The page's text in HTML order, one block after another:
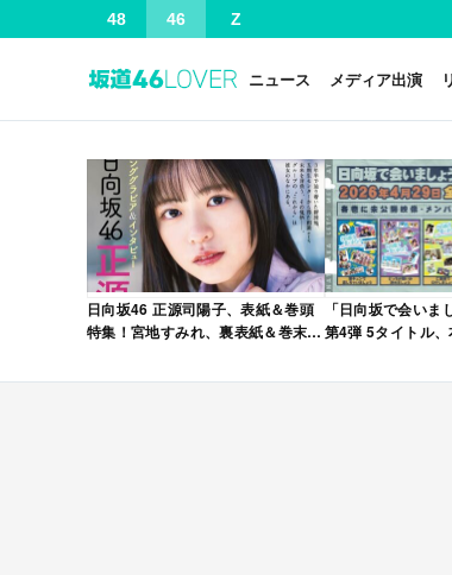
48 46 Z
ニュース メディア出演
日向坂46 正源司陽子、表紙＆巻頭
特集！宮地すみれ、裏表紙＆巻末特
VOL.12」本日4/30発売！
「日向坂で会い
第4弾 5タイトル、